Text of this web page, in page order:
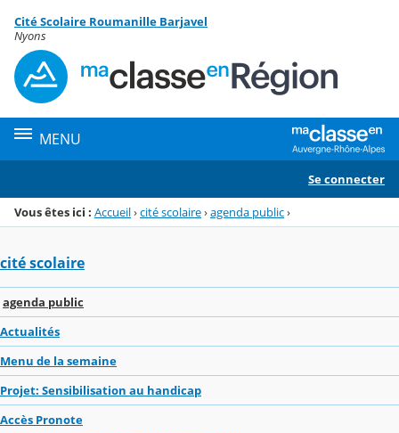
Menu de la rubrique
Contenu
Cité Scolaire Roumanille Barjavel
Nyons
MENU
Se connecter
Vous êtes ici : Accueil›cité scolaire›agenda public›
cité scolaire
agenda public
Actualités
Menu de la semaine
Projet: Sensibilisation au handicap
Accès Pronote